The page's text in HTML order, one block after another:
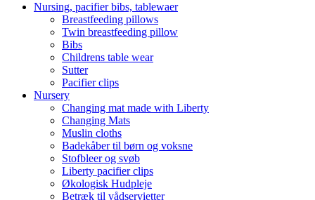
Nursing, pacifier bibs, tablewaer
Breastfeeding pillows
Twin breastfeeding pillow
Bibs
Childrens table wear
Sutter
Pacifier clips
Nursery
Changing mat made with Liberty
Changing Mats
Muslin cloths
Badekåber til børn og voksne
Stofbleer og svøb
Liberty pacifier clips
Økologisk Hudpleje
Betræk til vådservietter